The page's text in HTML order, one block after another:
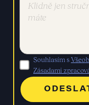
Souhlasím s
Zásadami